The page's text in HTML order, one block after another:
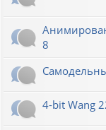
8
4-bit Wang